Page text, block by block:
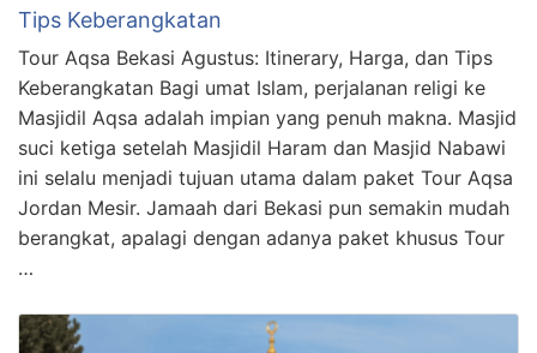
Tips Keberangkatan
Tour Aqsa Bekasi Agustus: Itinerary, Harga, dan Tips
Keberangkatan Bagi umat Islam, perjalanan religi ke
Masjidil Aqsa adalah impian yang penuh makna. Masjid
suci ketiga setelah Masjidil Haram dan Masjid Nabawi
ini selalu menjadi tujuan utama dalam paket Tour Aqsa
Jordan Mesir. Jamaah dari Bekasi pun semakin mudah
berangkat, apalagi dengan adanya paket khusus Tour
…